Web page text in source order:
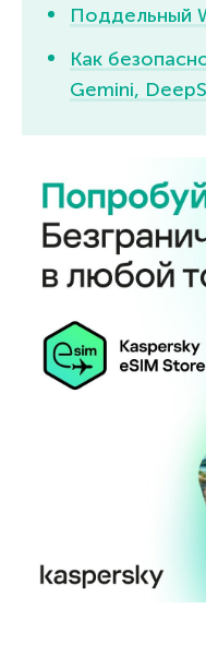
Поддельный
Как
Gemini,